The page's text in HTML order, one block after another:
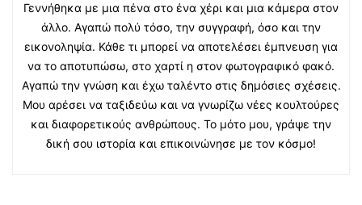
Γεννήθηκα με μια πένα στο ένα χέρι και μια κάμερα στον
άλλο. Αγαπώ πολύ τόσο, την συγγραφή, όσο και την
εικονοληψία. Κάθε τι μπορεί να αποτελέσει έμπνευση για
να το αποτυπώσω, στο χαρτί η στον φωτογραφικό φακό.
Αγαπώ την γνώση και έχω ταλέντο στις δημόσιες σχέσεις.
Μου αρέσει να ταξιδεύω και να γνωρίζω νέες κουλτούρες
και διαφορετικούς ανθρώπους. Το μότο μου, γράψε την
δική σου ιστορία και επικοινώνησε με τον κόσμο!